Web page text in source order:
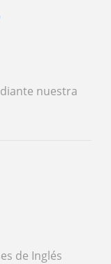
nuestra
de Inglés